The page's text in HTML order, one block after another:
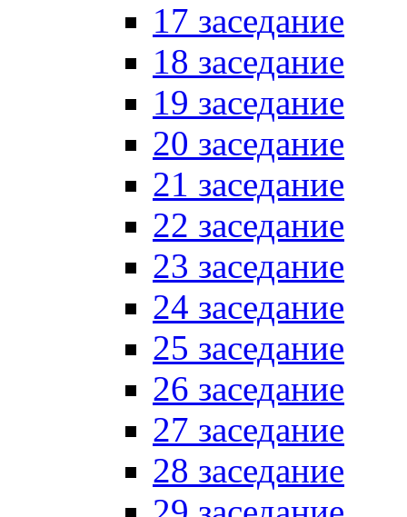
17 заседание
18 заседание
19 заседание
20 заседание
21 заседание
22 заседание
23 заседание
24 заседание
25 заседание
26 заседание
27 заседание
28 заседание